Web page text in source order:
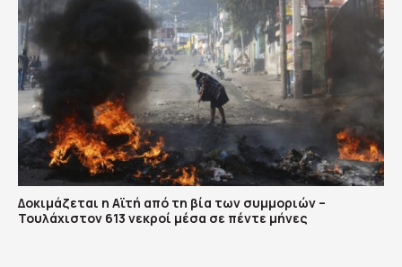
Δοκιμάζεται η Αϊτή από τη βία των συμμοριών –
Τουλάχιστον 613 νεκροί μέσα σε πέντε μήνες